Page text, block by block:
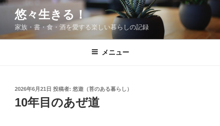
コ
ン
悠々生きる！
家族・書・食・酒を愛する楽しい暮らしの記録
メニュー
投
稿
日:
2026年6月21日 投稿者: 悠遊（苔のある暮らし）
10年目のあぜ道